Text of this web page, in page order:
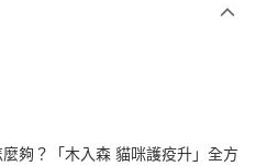
華泰商業銀行
夠？「木入森 貓咪護疫升」全方